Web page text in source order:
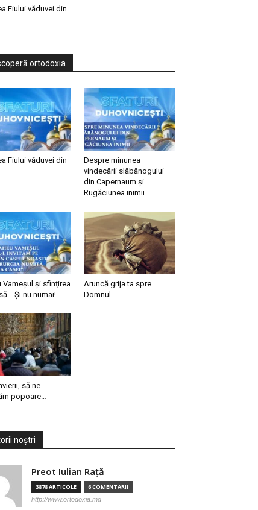
Fiului văduvei din
ortodoxia
Fiului văduvei din
Despre minunea
vindecării slăbănogului
din Capernaum și
Rugăciunea inimii
Vameșul și sfințirea
Și nu numai!
Aruncă grija ta spre
Domnul…
să ne
popoare…
noștri
Preot Iulian Raţă
3878 ARTICOLE 6 COMENTARII
http://www.ortodoxia.md